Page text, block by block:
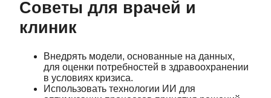
Советы для врачей и
клиник
Внедрять модели, основанные на данных,
для оценки потребностей в здравоохранении
в условиях кризиса.
Использовать технологии ИИ для